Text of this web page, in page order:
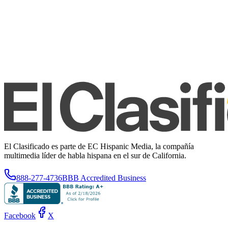
El Clasificado es parte de EC Hispanic Media, la compañía
multimedia líder de habla hispana en el sur de California.
888-277-4736BBB Accredited Business
Facebook X